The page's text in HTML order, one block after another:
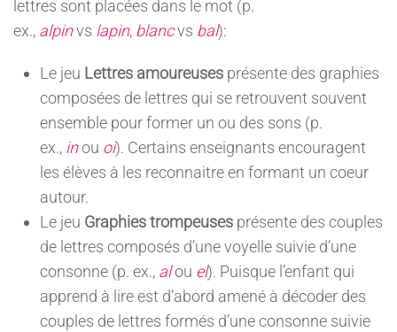
lettres sont placées dans le mot (p.
ex., alpinvs lapin, blancvs bal):
Le jeu Lettres amoureuses présente des graphies
composées de lettres qui se retrouvent souvent
ensemble pour former un ou des sons (p.
ex., inou oi). Certains enseignants encouragent
les élèves à les reconnaitre en formant un coeur
autour.
Le jeu Graphies trompeuses présente des couples
de lettres composés d’une voyelle suivie d’une
consonne (p. ex., alou el). Puisque l’enfant qui
apprend à lire est d’abord amené à décoder des
couples de lettres formés d’une consonne suivie